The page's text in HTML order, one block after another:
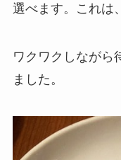
選べます。これは
ワクワクしながら
ました。